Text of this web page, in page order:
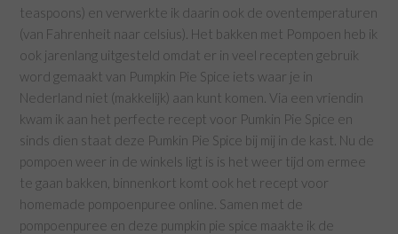
teaspoons) en verwerkte ik daarin ook de oventemperaturen
(van Fahrenheit naar celsius). Het bakken met Pompoen heb ik
ook jarenlang uitgesteld omdat er in veel recepten gebruik
word gemaakt van Pumpkin Pie Spice iets waar je in
Nederland niet (makkelijk) aan kunt komen. Via een vriendin
kwam ik aan het perfecte recept voor Pumkin Pie Spice en
sinds dien staat deze Pumkin Pie Spice bij mij in de kast. Nu de
pompoen weer in de winkels ligt is is het weer tijd om ermee
te gaan bakken, binnenkort komt ook het recept voor
homemade pompoenpuree online. Samen met de
pompoenpuree en deze pumpkin pie spice maakte ik de